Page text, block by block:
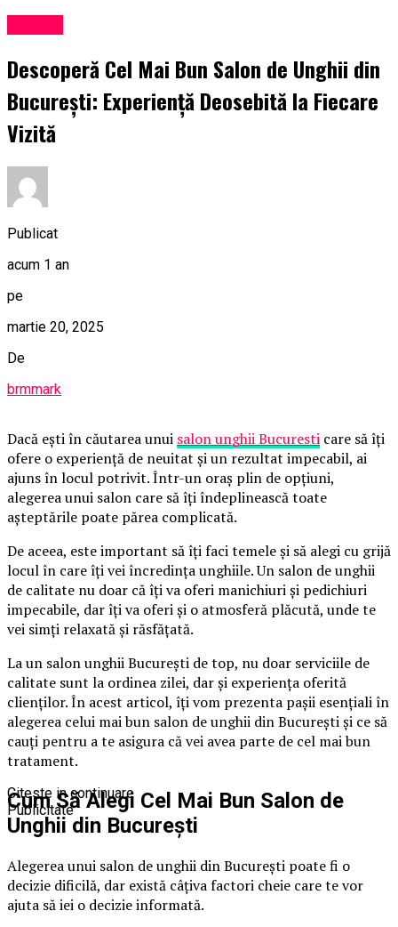
Descoperă Cel Mai Bun Salon de Unghii din
București: Experiență Deosebită la Fiecare
Vizită
Publicat
acum 1 an
pe
martie 20, 2025
De
brmmark
Dacă ești în căutarea unui salon unghii Bucuresti care să îți
ofere o experiență de neuitat și un rezultat impecabil, ai
ajuns în locul potrivit. Într-un oraș plin de opțiuni,
alegerea unui salon care să îți îndeplinească toate
așteptările poate părea complicată.
De aceea, este important să îți faci temele și să alegi cu grijă
locul în care îți vei încredința unghiile. Un salon de unghii
de calitate nu doar că îți va oferi manichiuri și pedichiuri
impecabile, dar îți va oferi și o atmosferă plăcută, unde te
vei simți relaxată și răsfățată.
La un salon unghii București de top, nu doar serviciile de
calitate sunt la ordinea zilei, dar și experiența oferită
clienților. În acest articol, îți vom prezenta pașii esențiali în
alegerea celui mai bun salon de unghii din București și ce să
cauți pentru a te asigura că vei avea parte de cel mai bun
tratament.
Cum Să Alegi Cel Mai Bun Salon de
Unghii din București
Alegerea unui salon de unghii din București poate fi o
decizie dificilă, dar există câțiva factori cheie care te vor
ajuta să iei o decizie informată.
Citeste in continuare
Publicitate